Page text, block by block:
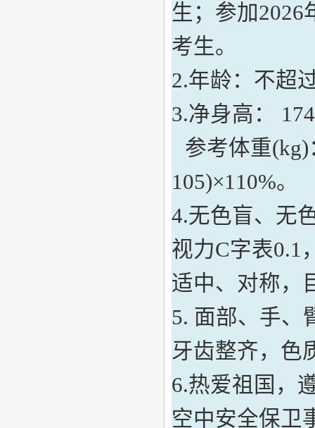
生；参加2026
考生。
2.年龄： 不超
3.净身高： 174
参考体重(kg)
105)×110%。
4.无色盲、无
视力C字表0.1
适中、对称，
5. 面部、 手、
牙齿整齐，色
6.热爱祖国，
空中安全保卫